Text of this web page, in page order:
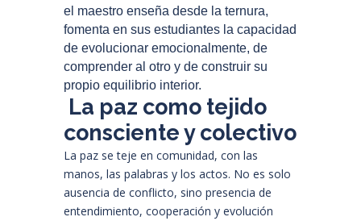
el maestro enseña desde la ternura,
fomenta en sus estudiantes la capacidad
de evolucionar emocionalmente, de
comprender al otro y de construir su
propio equilibrio interior.
La paz como tejido
consciente y colectivo
La paz se teje en comunidad, con las
manos, las palabras y los actos. No es solo
ausencia de conflicto, sino presencia de
entendimiento, cooperación y evolución